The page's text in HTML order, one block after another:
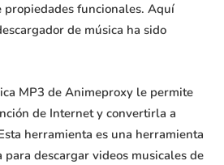
propiedades funcionales. Aquí
de música ha sido
MP3 de Animeproxy le permite
de Internet y convertirla a
herramienta es una herramienta
descargar videos musicales de